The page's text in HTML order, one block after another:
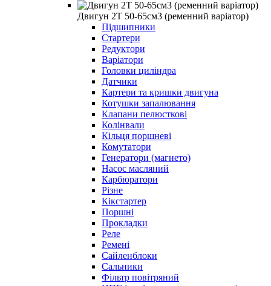
Двигун 2Т 50-65см3 (ременний варіатор)
Підшипники
Стартери
Редуктори
Варіатори
Головки циліндра
Датчики
Картери та кришки двигуна
Котушки запалювання
Клапани пелюсткові
Колінвали
Кільця поршневі
Комутатори
Генератори (магнето)
Насос масляний
Карбюратори
Різне
Кікстартер
Поршні
Прокладки
Реле
Ремені
Сайленблоки
Сальники
Фільтр повітряний